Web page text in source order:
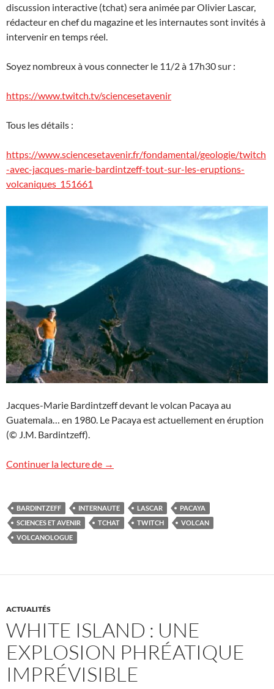
discussion interactive (tchat) sera animée par Olivier Lascar,
rédacteur en chef du magazine et les internautes sont invités à
intervenir en temps réel.
Soyez nombreux à vous connecter le 11/2 à 17h30 sur :
https://www.twitch.tv/sciencesetavenir
Tous les détails :
https://www.sciencesetavenir.fr/fondamental/geologie/twitch
-avec-jacques-marie-bardintzeff-tout-sur-les-eruptions-
volcaniques_151661
Jacques-Marie Bardintzeff devant le volcan Pacaya au
Guatemala… en 1980. Le Pacaya est actuellement en éruption
(© J.M. Bardintzeff).
Continuer la lecture de « Twitch Volcans », jeudi 11 février à
→
BARDINTZEFF INTERNAUTE LASCAR
PACAYA
SCIENCES ET AVENIR
TCHAT TWITCH
VOLCAN
VOLCANOLOGUE
ACTUALITÉS
WHITE ISLAND : UNE
EXPLOSION PHRÉATIQUE
IMPRÉVISIBLE